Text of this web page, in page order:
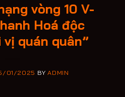
vòng 10 V-
Hoá độc
vị quán quân”
01/2025 BYADMIN